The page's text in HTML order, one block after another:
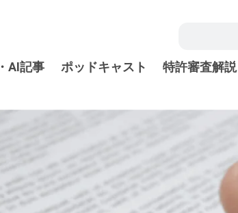
AI記事 ポッドキャスト 特許審査解説